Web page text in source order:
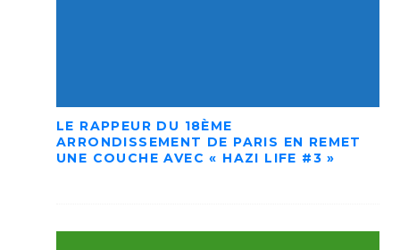
LE RAPPEUR DU 18ÈME
ARRONDISSEMENT DE PARIS EN REMET
UNE COUCHE AVEC « HAZI LIFE #3 »